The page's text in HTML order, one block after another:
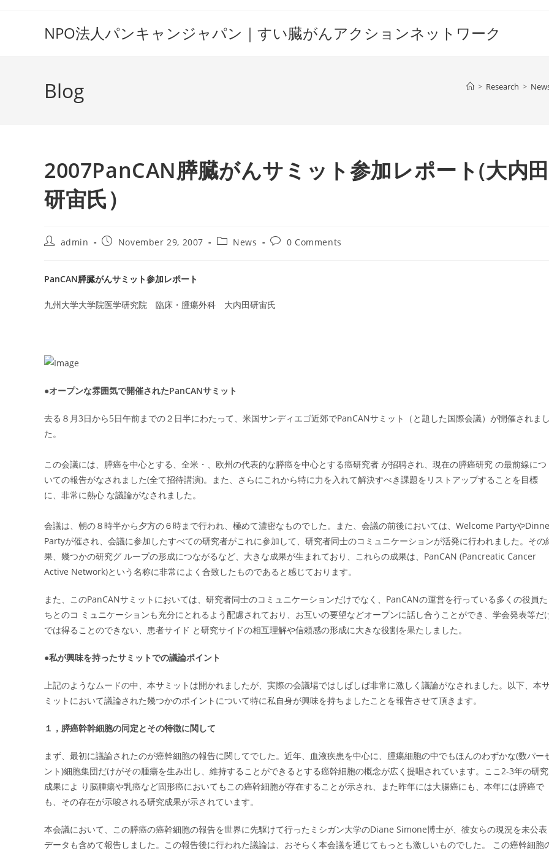
NPO法人パンキャンジャパン｜すい臓がんアクションネットワーク
Blog > Research >
2007PanCAN膵臓がんサミット参加レポート(大内田
研宙氏）
Postadmin
PostNovember 29, 2007
PostNews
Post0 Comments
PanCAN膵臓がんサミット参加レポート
九州大学大学院医学研究院 臨床・腫瘍外科 大内田研宙氏
●オープンな雰囲気で開催されたPanCANサミット
去る８月3日から5日午前までの２日半にわたって、米国サンディエゴ近郊でPanCANサミット（と題した国際会議）が開催されまし
た。
この会議には、膵癌を中心とする、全米・、欧州の代表的な膵癌を中心とする癌研究者 が招聘され、現在の膵癌研究 の最前線につ
いての報告がなされました(全て招待講演)。また、さらにこれから特に力を入れて解決すべき課題をリストアップすることを目標
に、非常に熱心 な議論がなされました。
会議は、朝の８時半から夕方の６時まで行われ、極めて濃密なものでした。また、会議の前後においては、Welcome Partyや
Partyが催され、会議に参加したすべての研究者がこれに参加して、研究者同士のコミュニケーションが活発に行われました。その
果、幾つかの研究グ ループの形成につながるなど、大きな成果が生まれており、これらの成果は、PanCAN (Pancreatic Cancer
Active Network)という名称に非常によく合致したものであると感じております。
また、このPanCANサミットにおいては、研究者同士のコミュニケーションだけでなく、PanCANの運営を行っている多くの役員た
ちとのコ ミュニケーションも充分にとれるよう配慮されており、お互いの要望などオープンに話し合うことができ、学会発表等だ
では得ることのできない、患者サイド と研究サイドの相互理解や信頼感の形成に大きな役割を果たしました。
●私が興味を持ったサミットでの議論ポイント
上記のようなムードの中、本サミットは開かれましたが、実際の会議場ではしばしば非常に激しく議論がなされました。以下、本
ミットにおいて議論された幾つかのポイントについて特に私自身が興味を持ちましたことを報告させて頂きます。
１，膵癌幹幹細胞の同定とその特徴に関して
まず、最初に議論されたのが癌幹細胞の報告に関してでした。近年、血液疾患を中心に、腫瘍細胞の中でもほんのわずかな(数パー
ント)細胞集団だけがその腫瘍を生み出し、維持することができるとする癌幹細胞の概念が広く提唱されています。ここ2-3年の研究
成果によ り脳腫瘍や乳癌など固形癌においてもこの癌幹細胞が存在することが示され、また昨年には大腸癌にも、本年には膵癌で
も、その存在が示唆される研究成果が示されています。
本会議において、この膵癌の癌幹細胞の報告を世界に先駆けて行ったミシガン大学のDiane Simone博士が、彼女らの現況を未公表
データも含めて報告しました。この報告後に行われた議論は、おそらく本会議を通じてもっとも激しいものでした。 この癌幹細胞